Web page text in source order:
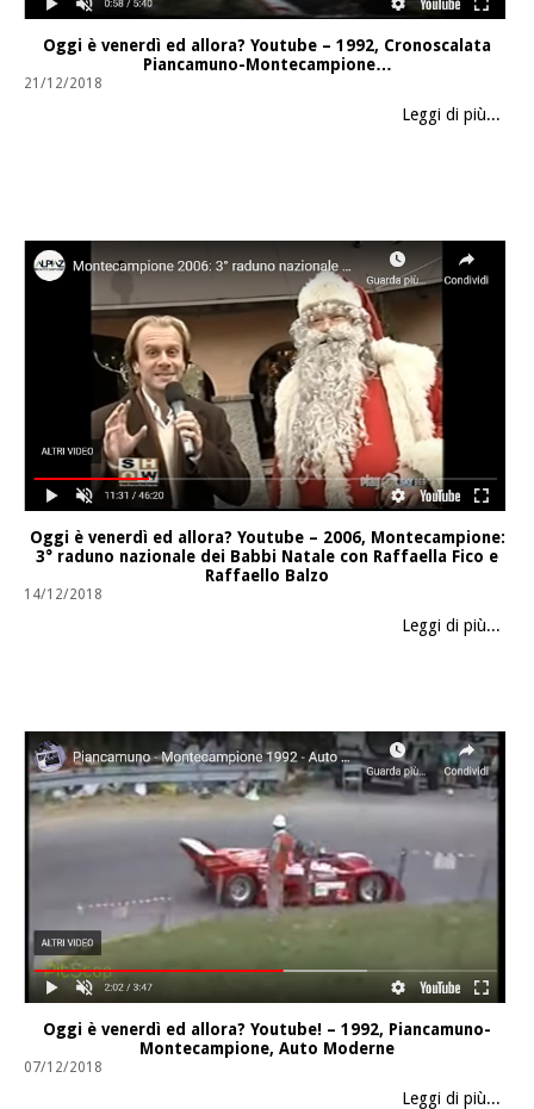
Oggi è venerdì ed allora? Youtube – 1992, Cronoscalata
Piancamuno-Montecampione…
21/12/2018
Leggi di più...
Oggi è venerdì ed allora? Youtube – 2006, Montecampione:
3° raduno nazionale dei Babbi Natale con Raffaella Fico e
Raffaello Balzo
14/12/2018
Leggi di più...
Oggi è venerdì ed allora? Youtube! – 1992, Piancamuno-
Montecampione, Auto Moderne
07/12/2018
Leggi di più...